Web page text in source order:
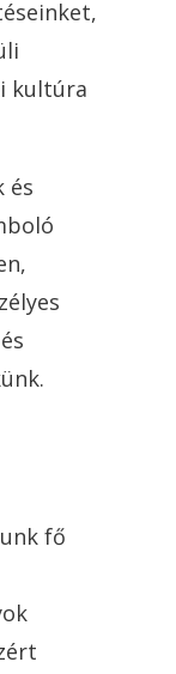
kultúra
és
fő